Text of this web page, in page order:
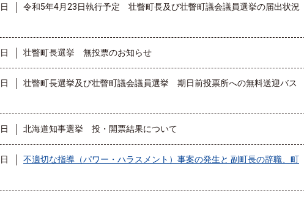
令和5年4月23日執行予定 壮瞥町長及び壮瞥町議会議員選挙の届出状況
壮瞥町長選挙 無投票のお知らせ
壮瞥町長選挙及び壮瞥町議会議員選挙 期日前投票所への無料送迎バス
北海道知事選挙 投・開票結果について
不適切な指導（パワー・ハラスメント）事案の発生と 副町長の辞職、町